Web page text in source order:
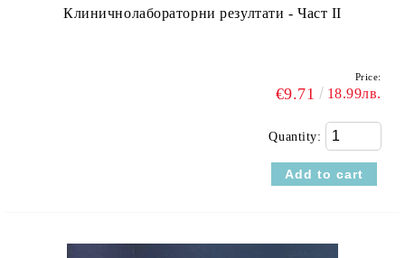
Клиничнолабораторни резултати - Част ІІ
Price:
€9.71 18.99лв.
Quantity: